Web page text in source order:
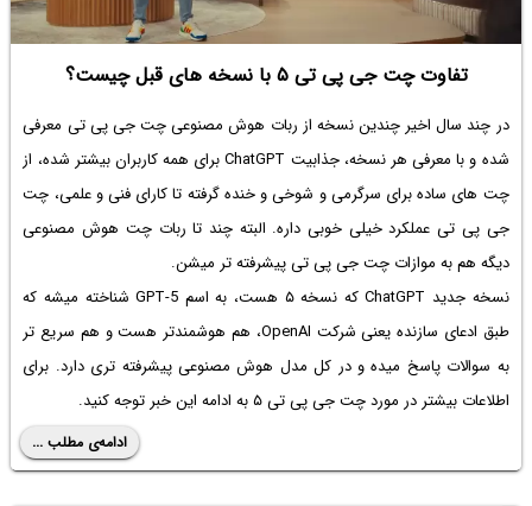
تفاوت چت جی پی تی ۵ با نسخه های قبل چیست؟
در چند سال اخیر چندین نسخه از ربات هوش مصنوعی چت جی پی تی معرفی
شده و با معرفی هر نسخه، جذابیت ChatGPT برای همه کاربران بیشتر شده، از
چت های ساده برای سرگرمی و شوخی و خنده گرفته تا کارای فنی و علمی، چت
جی پی تی عملکرد خیلی خوبی داره. البته چند تا ربات چت هوش مصنوعی
دیگه هم به موازات چت جی پی تی پیشرفته تر میشن.
نسخه جدید ChatGPT که نسخه ۵ هست، به اسم GPT-5 شناخته میشه که
طبق ادعای سازنده یعنی شرکت OpenAI، هم هوشمندتر هست و هم سریع تر
به سوالات پاسخ میده و در کل مدل هوش مصنوعی پیشرفته تری دارد. برای
اطلاعات بیشتر در مورد چت جی پی تی ۵ به ادامه این خبر توجه کنید.
ادامه‌ی مطلب ...